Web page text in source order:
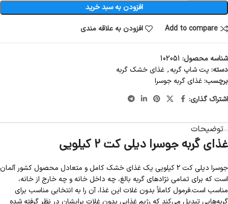
افزودن به سبد خرید
Add to compare
افزودن به علاقه مندی
شناسه محصول: 102051
دسته: پت شاپ گربه, غذای خشک گربه
برچسب:غذای گربه جوسرا
اشتراک گذاری:
توضیحات
غذای گربه جوسرا دیلی کت ۲ کیلویی
جوسرا دیلی کت ۲ کیلویی یک غذای خشک کامل و متعادل محصول کشور آلمان
است که برای تمامی نژادهای گربه بالغ، چه داخل خانه و چه خارج از خانه،
مناسب است.فرمول کاملاً بدون غلات این غذا، آن را به انتخابی مناسب برای